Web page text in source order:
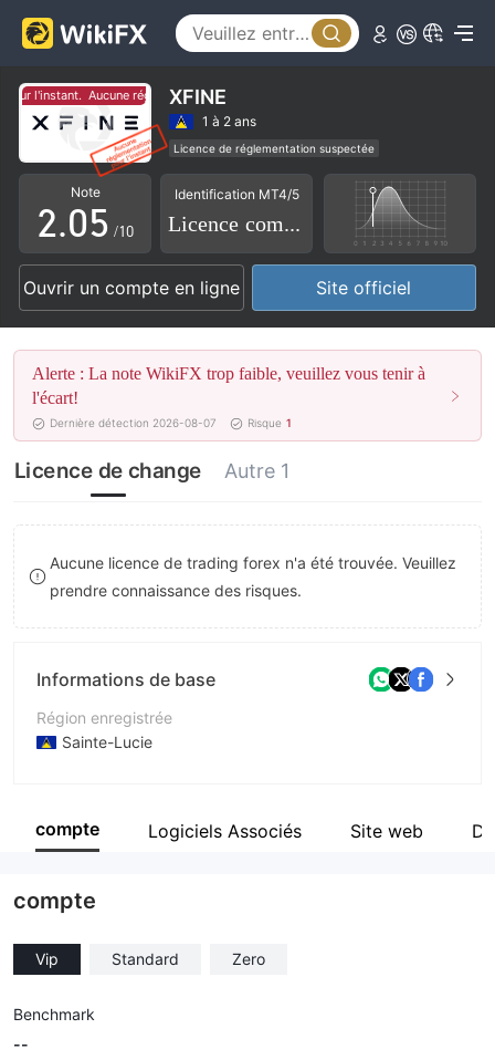
l'instant. Aucune réglementation pour l'instant.
XFINE
1 à 2 ans
Licence de réglementation suspectée
Etiquette principale MT5
Courtiers Régionaux
Risque élevé potentiel
Note
0
1
2
3
4
5
6
7
8
9
.0
1
2
3
4
5
6
7
8
9
1
2
3
4
5
6
7
8
/10
Identification MT4/5
Licence complète
Ouvrir un compte en ligne Site officiel
Alerte : La note WikiFX trop faible, veuillez vous tenir à
l'écart!
Dernière détection 2026-08-07 Risque 1
Licence de change Autre 1
Aucune licence de trading forex n'a été trouvée. Veuillez
prendre connaissance des risques.
Informations de base
Région enregistrée
Sainte-Lucie
Société
compte Logiciels Associés Site web
compte
Vip Standard Zero
Benchmark
--